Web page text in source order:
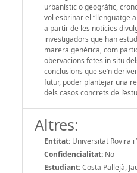
urbanístic o geogràfic,
vol esbrinar el “llenguatge
a partir de les notícies
investigadors que han
marera genèrica, com
obervacions fetes in situ
conclusions que se’n
futur, poder plantejar una
dels casos concrets de
Altres:
Entitat: Universitat Rovira i
Confidencialitat: No
Estudiant:Costa Pallejà,